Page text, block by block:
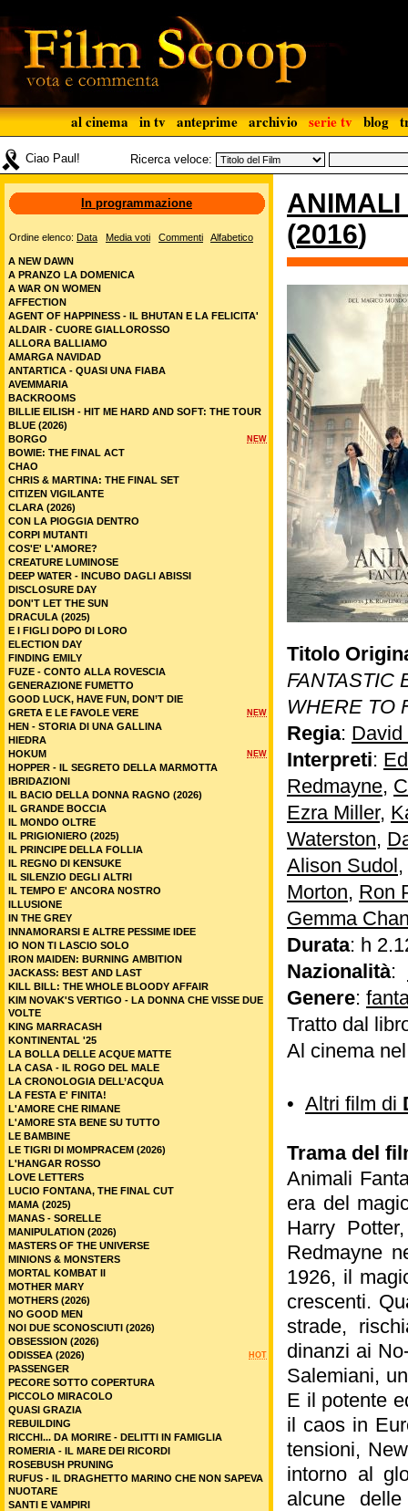
al cinema in tv anteprime archivio serie tv blog
Ciao Paul! Ricerca veloce:
ANIMALI
(2016)
Titolo
FANTASTIC
WHERE TO
Regia: David
Interpreti:
Redmayne,
Ezra Miller,
Waterston,
Alison Sudol,
Morton, Ron
Gemma
Durata: h
Nazionalità:
Genere:
Tratto dal
Al cinema
• Altri film di
Trama del
Animali
era del
Harry
Redmayne
1926, il
crescenti.
strade,
dinanzi ai
Salemiani,
E il potente
il caos in
tensioni,
intorno al
alcune
In programmazione
Ordine elenco: Data Media voti Commenti Alfabetico
A NEW DAWN
A PRANZO LA DOMENICA
A WAR ON WOMEN
AFFECTION
AGENT OF HAPPINESS - IL BHUTAN E LA FELICITA'
ALDAIR - CUORE GIALLOROSSO
ALLORA BALLIAMO
AMARGA NAVIDAD
ANTARTICA - QUASI UNA FIABA
AVEMMARIA
BACKROOMS
BILLIE EILISH - HIT ME HARD AND SOFT: THE TOUR
BLUE (2026)
NEW
BORGO
BOWIE: THE FINAL ACT
CHAO
CHRIS & MARTINA: THE FINAL SET
CITIZEN VIGILANTE
CLARA (2026)
CON LA PIOGGIA DENTRO
CORPI MUTANTI
COS'E' L'AMORE?
CREATURE LUMINOSE
DEEP WATER - INCUBO DAGLI ABISSI
DISCLOSURE DAY
DON'T LET THE SUN
DRACULA (2025)
E I FIGLI DOPO DI LORO
ELECTION DAY
FINDING EMILY
FUZE - CONTO ALLA ROVESCIA
GENERAZIONE FUMETTO
GOOD LUCK, HAVE FUN, DON’T DIE
NEW
GRETA E LE FAVOLE VERE
HEN - STORIA DI UNA GALLINA
HIEDRA
NEW
HOKUM
HOPPER - IL SEGRETO DELLA MARMOTTA
IBRIDAZIONI
IL BACIO DELLA DONNA RAGNO (2026)
IL GRANDE BOCCIA
IL MONDO OLTRE
IL PRIGIONIERO (2025)
IL PRINCIPE DELLA FOLLIA
IL REGNO DI KENSUKE
IL SILENZIO DEGLI ALTRI
IL TEMPO E' ANCORA NOSTRO
ILLUSIONE
IN THE GREY
INNAMORARSI E ALTRE PESSIME IDEE
IO NON TI LASCIO SOLO
IRON MAIDEN: BURNING AMBITION
JACKASS: BEST AND LAST
KILL BILL: THE WHOLE BLOODY AFFAIR
KIM NOVAK'S VERTIGO - LA DONNA CHE VISSE DUE
VOLTE
KING MARRACASH
KONTINENTAL '25
LA BOLLA DELLE ACQUE MATTE
LA CASA - IL ROGO DEL MALE
LA CRONOLOGIA DELL’ACQUA
LA FESTA E' FINITA!
L'AMORE CHE RIMANE
L'AMORE STA BENE SU TUTTO
LE BAMBINE
LE TIGRI DI MOMPRACEM (2026)
L'HANGAR ROSSO
LOVE LETTERS
LUCIO FONTANA, THE FINAL CUT
MAMA (2025)
MANAS - SORELLE
MANIPULATION (2026)
MASTERS OF THE UNIVERSE
MINIONS & MONSTERS
MORTAL KOMBAT II
MOTHER MARY
MOTHERS (2026)
NO GOOD MEN
NOI DUE SCONOSCIUTI (2026)
OBSESSION (2026)
HOT
ODISSEA (2026)
PASSENGER
PECORE SOTTO COPERTURA
PICCOLO MIRACOLO
QUASI GRAZIA
REBUILDING
RICCHI... DA MORIRE - DELITTI IN FAMIGLIA
ROMERIA - IL MARE DEI RICORDI
ROSEBUSH PRUNING
RUFUS - IL DRAGHETTO MARINO CHE NON SAPEVA
NUOTARE
SANTI E VAMPIRI